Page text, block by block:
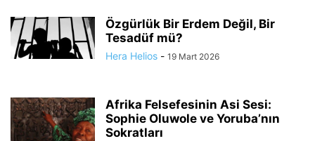
Özgürlük Bir Erdem Değil, Bir
Tesadüf mü?
Hera Helios - 19 Mart 2026
Afrika Felsefesinin Asi Sesi:
Sophie Oluwole ve Yoruba’nın
Sokratları